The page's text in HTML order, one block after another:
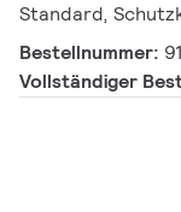
Standard,
Bestellnummer:
Vollständiger